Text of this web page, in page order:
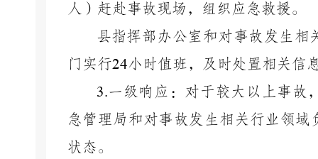
人）赶赴事故现场，组织应急救援。
县指挥部办公室和对事故发生
门实行24小时值班，及时处置相关信
3.一级响应：对于较大以上事故
急管理局和对事故发生相关行业领
状态。